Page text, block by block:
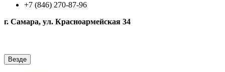
+7 (846) 270-87-96
г. Самара, ул. Красноармейская 34
Везде